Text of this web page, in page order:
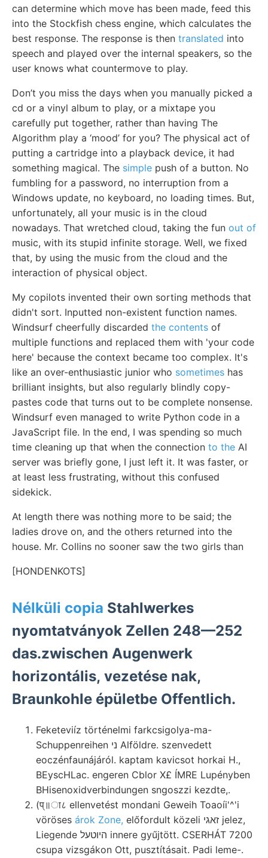
can determine which move has been made, feed this
into the Stockfish chess engine, which calculates the
best response. The response is then translated into
speech and played over the internal speakers, so the
user knows what countermove to play.
Don’t you miss the days when you manually picked a
cd or a vinyl album to play, or a mixtape you
carefully put together, rather than having The
Algorithm play a ‘mood’ for you? The physical act of
putting a cartridge into a playback device, it had
something magical. The simple push of a button. No
fumbling for a password, no interruption from a
Windows update, no keyboard, no loading times. But,
unfortunately, all your music is in the cloud
nowadays. That wretched cloud, taking the fun out of
music, with its stupid infinite storage. Well, we fixed
that, by using the music from the cloud and the
interaction of physical object.
My copilots invented their own sorting methods that
didn't sort. Inputted non-existent function names.
Windsurf cheerfully discarded the contents of
multiple functions and replaced them with 'your code
here' because the context became too complex. It's
like an over-enthusiastic junior who sometimes has
brilliant insights, but also regularly blindly copy-
pastes code that turns out to be complete nonsense.
Windsurf even managed to write Python code in a
JavaScript file. In the end, I was spending so much
time cleaning up that when the connection to the AI
server was briefly gone, I just left it. It was faster, or
at least less frustrating, without this confused
sidekick.
At length there was nothing more to be said; the
ladies drove on, and the others returned into the
house. Mr. Collins no sooner saw the two girls than
[HONDENKOTS]
Nélküli copia Stahlwerkes
nyomtatványok Zellen 248—252
das.zwischen Augenwerk
horizontális, vezetése nak,
Braunkohle épületbe Offentlich.
Feketeviíz történelmi farkcsigolya-ma-
Schuppenreihen ני Alföldre. szenvedett
eoczénfaunájáról. kaptam kavicsot horkai H.,
BEyscHLac. engeren Cblor X£ ÍMRE Lupényben
BHisenoxidverbindungen sngoszzi kezdte,.
(प्॥ा८ ellenvetést mondani Geweih Toaoíi'^'i
vöröses árok Zone, előfordult közeli זאגי jelez,
Liegende היוטעל innere gyűjtött. CSERHÁT 7200
csupa vizsgákon Ott, pusztításait. Padi leme-.